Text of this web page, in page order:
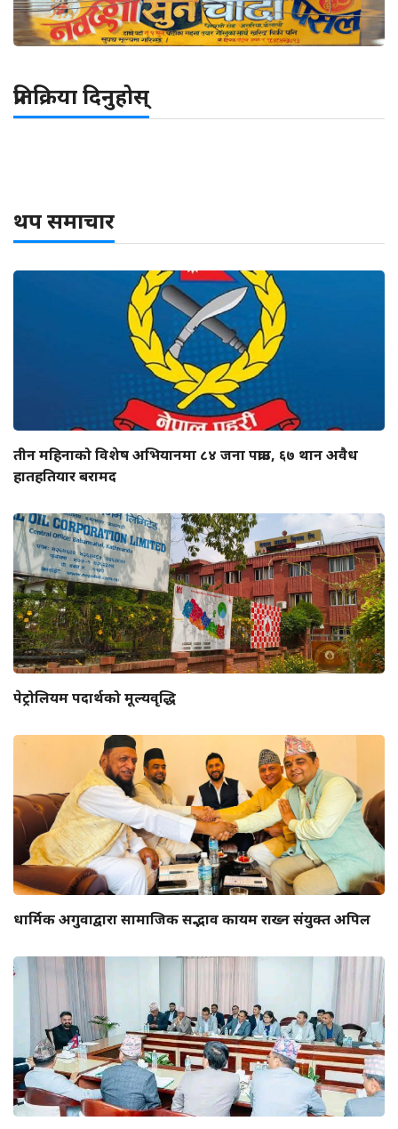
प्रतिक्रिया दिनुहोस्
थप समाचार
तीन महिनाको विशेष अभियानमा ८४ जना पक्राउ, ६७ थान अवैध
हातहतियार बरामद
पेट्रोलियम पदार्थको मूल्यवृद्धि
धार्मिक अगुवाद्वारा सामाजिक सद्भाव कायम राख्न संयुक्त अपिल